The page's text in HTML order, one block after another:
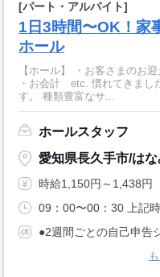
[パート・アルバイト]
1日3時間〜OK！家
ホール
【ホール】 ・お客さまのお
・お会計 etc. 慣れてきましたら サラダバーの管理もお願いしま
す。 種類豊富なサ...
ホールスタッフ
愛知県長久手市/はな
時給1,150円～1,438円
09：00〜00：30 上記
●2週間ごとの自己申告